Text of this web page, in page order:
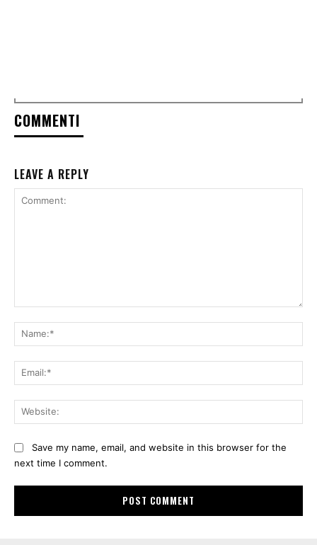
COMMENTI
LEAVE A REPLY
Save my name, email, and website in this browser for the
next time I comment.